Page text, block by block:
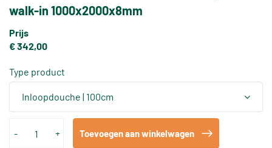
walk-in 1000x2000x8mm
Prijs
€ 342,00
Type product
Inloopdouche | 100cm
- + Toevoegen aan winkelwagen